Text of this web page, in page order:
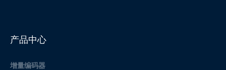
产品中心
增量编码器